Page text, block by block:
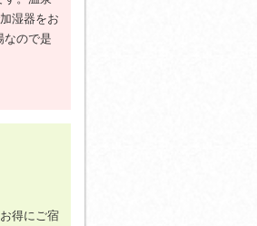
湿器をお
ので是
得にご宿